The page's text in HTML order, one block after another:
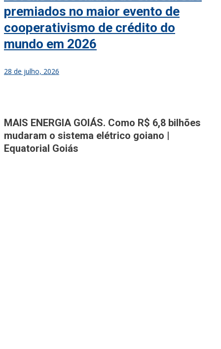
premiados no maior evento de
cooperativismo de crédito do
mundo em 2026
28 de julho, 2026
Jornal mais completo de Noticias e Informações de Rio Verde e
Região
MAIS ENERGIA GOIÁS. Como R$ 6,8 bilhões
mudaram o sistema elétrico goiano |
Equatorial Goiás